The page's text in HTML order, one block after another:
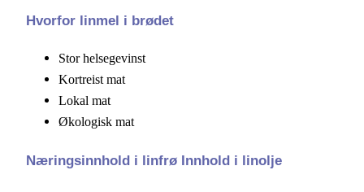
Hvorfor linmel i brødet
Stor helsegevinst
Kortreist mat
Lokal mat
Økologisk mat
Næringsinnhold i linfrø Innhold i linolje